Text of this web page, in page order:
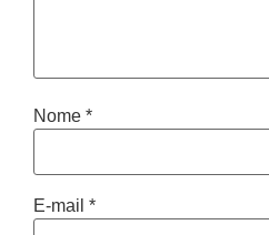
Nome *
E-mail *